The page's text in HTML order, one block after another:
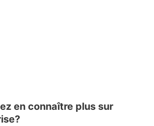
en connaître plus sur